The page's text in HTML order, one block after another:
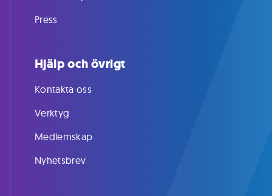
Press
Hjälp och övrigt
Kontakta oss
Verktyg
Medlemskap
Nyhetsbrev